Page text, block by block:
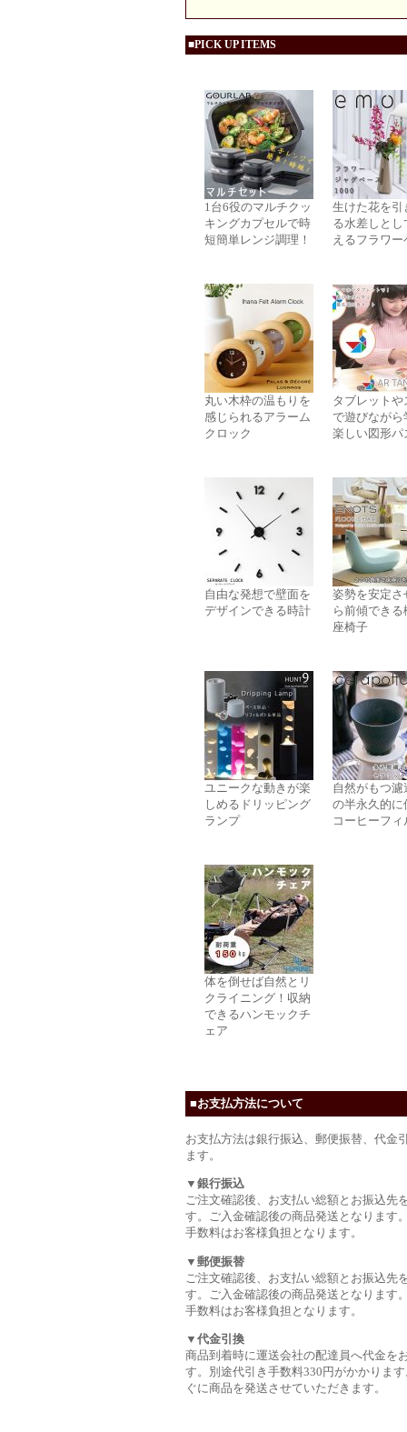
■PICK UP ITEMS
1台6役のマルチクッ
キングカプセルで時
短簡単レンジ調理！
生けた花を引
る水差しとし
えるフラワー
丸い木枠の温もりを
感じられるアラーム
クロック
タブレットや
で遊びながら
楽しい図形パ
自由な発想で壁面を
デザインできる時計
姿勢を安定さ
ら前傾できる
座椅子
ユニークな動きが楽
しめるドリッピング
ランプ
自然がもつ濾
の半永久的に
コーヒーフィ
体を倒せば自然とリ
クライニング！収納
できるハンモックチ
ェア
■お支払方法について
お支払方法は銀行振込、郵便振替、代金
ます。
▼銀行振込
ご注文確認後、お支払い総額とお振込先
す。ご入金確認後の商品発送となります
手数料はお客様負担となります。
▼郵便振替
ご注文確認後、お支払い総額とお振込先
す。ご入金確認後の商品発送となります
手数料はお客様負担となります。
▼代金引換
商品到着時に運送会社の配達員へ代金を
す。別途代引き手数料330円がかかりま
ぐに商品を発送させていただきます。